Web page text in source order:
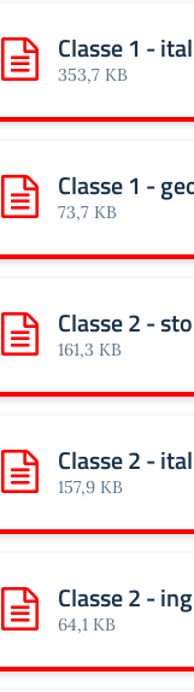
Scarica: Classe 1 -
Classe 1 -
353,7 KB
Scarica: Classe 1 -
Classe 1 -
73,7 KB
Scarica: Classe 2 -
Classe 2 -
161,3 KB
Scarica: Classe 2 -
Classe 2 -
157,9 KB
Scarica: Classe 2 -
Classe 2 -
64,1 KB